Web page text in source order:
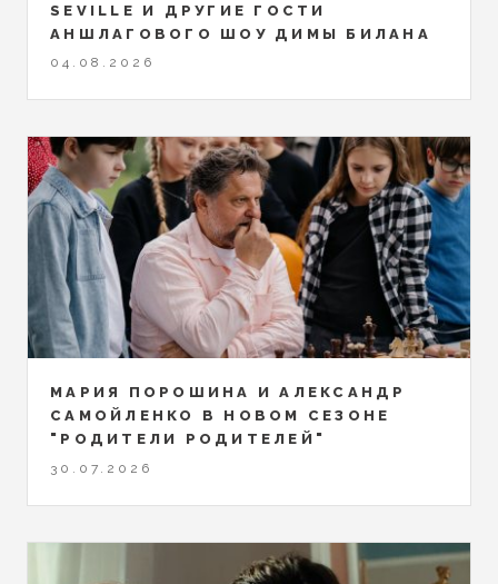
SEVILLE И ДРУГИЕ ГОСТИ
АНШЛАГОВОГО ШОУ ДИМЫ БИЛАНА
04.08.2026
МАРИЯ ПОРОШИНА И АЛЕКСАНДР
САМОЙЛЕНКО В НОВОМ СЕЗОНЕ
"РОДИТЕЛИ РОДИТЕЛЕЙ"
30.07.2026